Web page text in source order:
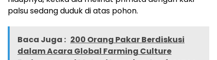
palsu sedang duduk di atas pohon.
Baca Juga : 200 Orang Pakar Berdiskusi
dalam Acara Global Farming Culture